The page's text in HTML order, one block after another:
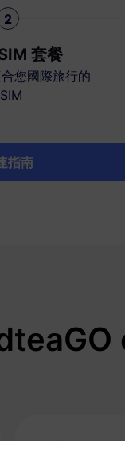
2
套餐
您國際旅行的
指南